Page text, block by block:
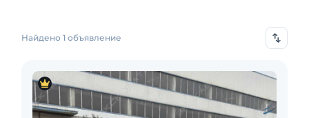
Найдено 1 объявление